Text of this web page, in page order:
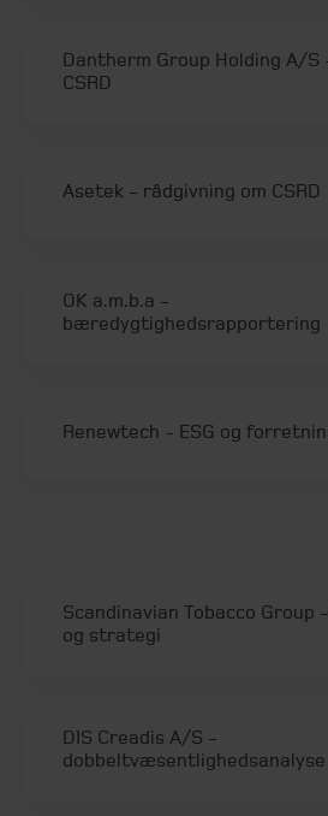
Dantherm Group Holding A/S
CSRD
Asetek - rådgivning om CSRD
OK a.m.b.a​ -
bæredygtighedsrapportering
Renewtech - ESG og
Scandinavian Tobacco Group
og strategi
DIS Creadis A/S​ -
dobbeltvæsentlighedsanalyse